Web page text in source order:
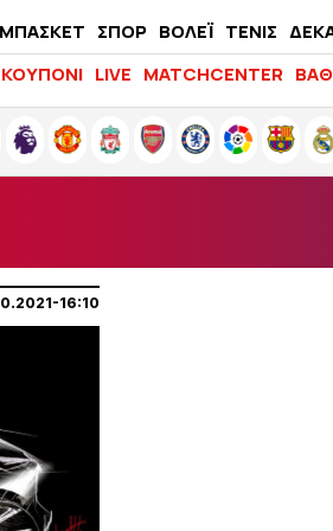
ΜΠΑΣΚΕΤ ΣΠΟΡ ΒΟΛΕΪ ΤΕΝΙΣ
ΚΟΥΠΟΝΙ LIVE MATCHCENTER
16:10